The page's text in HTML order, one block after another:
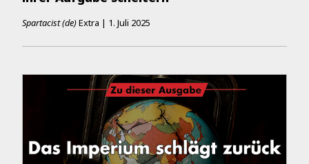
Spartacist (de)Extra | 1. Juli 2025